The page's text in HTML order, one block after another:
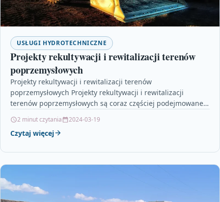
USŁUGI HYDROTECHNICZNE
Projekty rekultywacji i rewitalizacji terenów
poprzemysłowych
Projekty rekultywacji i rewitalizacji terenów
poprzemysłowych Projekty rekultywacji i rewitalizacji
terenów poprzemysłowych są coraz częściej podejmowane
2 minut czytania 2024-03-19
Czytaj więcej